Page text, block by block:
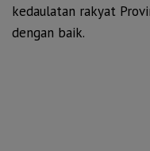
kedaulatan rakyat
dengan baik.